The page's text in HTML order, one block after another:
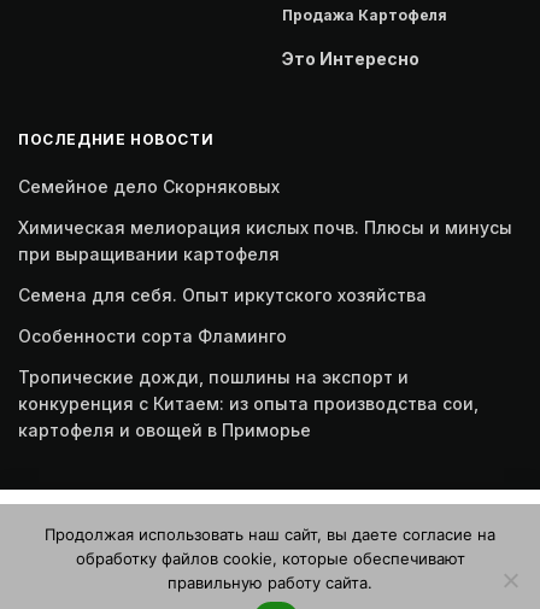
Продажа Картофеля
Это Интересно
ПОСЛЕДНИЕ НОВОСТИ
Семейное дело Скорняковых
Химическая мелиорация кислых почв. Плюсы и минусы
при выращивании картофеля
Семена для себя. Опыт иркутского хозяйства
Особенности сорта Фламинго
Тропические дожди, пошлины на экспорт и
конкуренция с Китаем: из опыта производства сои,
картофеля и овощей в Приморье
пользоваться этим веб-сайтом, вы даете согласие на
использование файлов cookie. Ознакомьтесь с нашей
Политикой конфиденциальности и использования файлов
Продолжая использовать наш сайт, вы даете согласие на
обработку файлов cookie, которые обеспечивают
правильную работу сайта.